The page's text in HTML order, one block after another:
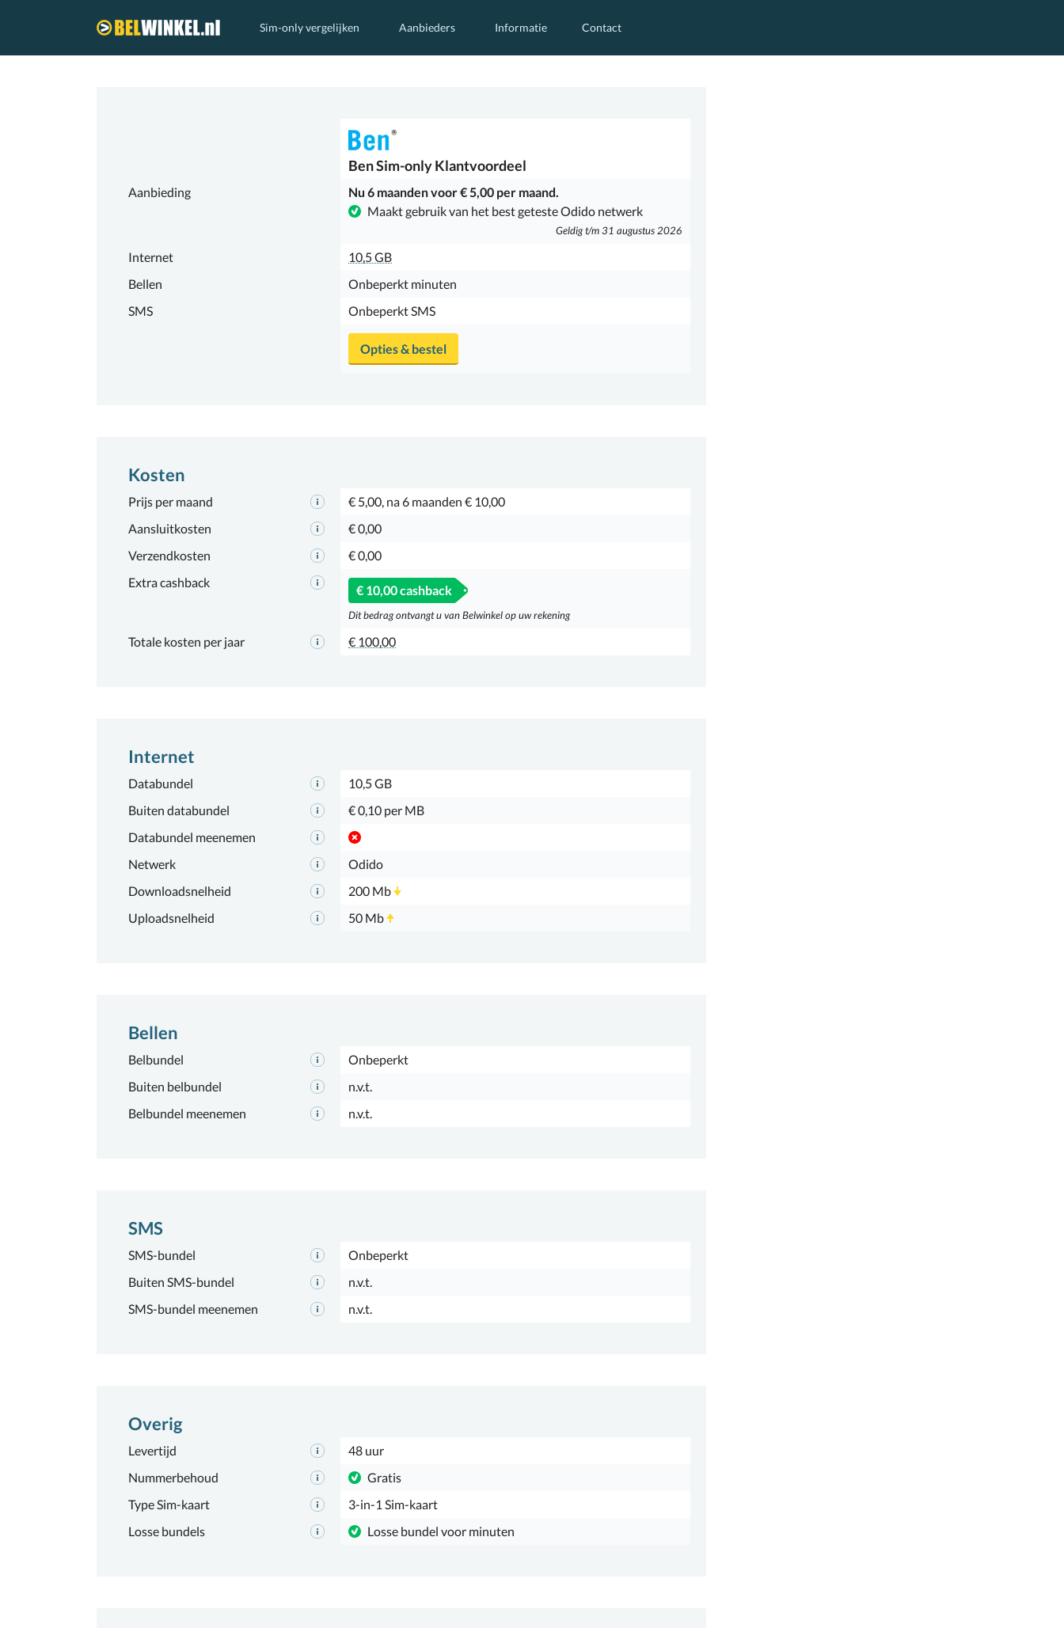
Sim-only vergelijken Aanbieders Informatie Contact
BenSim-only Klantvoordeel
Aanbieding
Nu 6 maanden voor € 5,00 per maand.
Maakt gebruik van het best geteste Odido netwerk
Geldig t/m 31 augustus 2026
Internet
10,5 GB
Bellen
Onbeperkt minuten
SMS
Onbeperkt SMS
Opties & bestel
Kosten
Prijs per maand
€ 5,00, na 6 maanden € 10,00
Aansluitkosten
€ 0,00
Verzendkosten
€ 0,00
Extra cashback
€ 10,00 cashback
Dit bedrag ontvangt u van Belwinkel op uw rekening
Totale kosten per jaar € 100,00
Internet
Databundel
10,5 GB
Buiten databundel
€ 0,10 per MB
Databundel meenemen
Netwerk
Odido
Downloadsnelheid
200 Mb
Uploadsnelheid
50 Mb
Bellen
Belbundel
Onbeperkt
Buiten belbundel
n.v.t.
Belbundel meenemen
n.v.t.
SMS
SMS-bundel
Onbeperkt
Buiten SMS-bundel
n.v.t.
SMS-bundel meenemen
n.v.t.
Overig
Levertijd
48 uur
Nummerbehoud
Gratis
Type Sim-kaart
3-in-1 Sim-kaart
Losse bundels
Losse bundel voor minuten